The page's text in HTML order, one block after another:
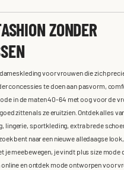
ZONDER
voor vrouwen die zich
concessies te doen aan pasvorm,
in de maten 40-64 met oog voor de
zitten als ze eruitzien. Ontdek alles
lingerie, sportkleding, extra brede
bent naar een nieuwe alledaagse
je meebewegen, je vindt plus size mode
en ontdek mode ontworpen voor